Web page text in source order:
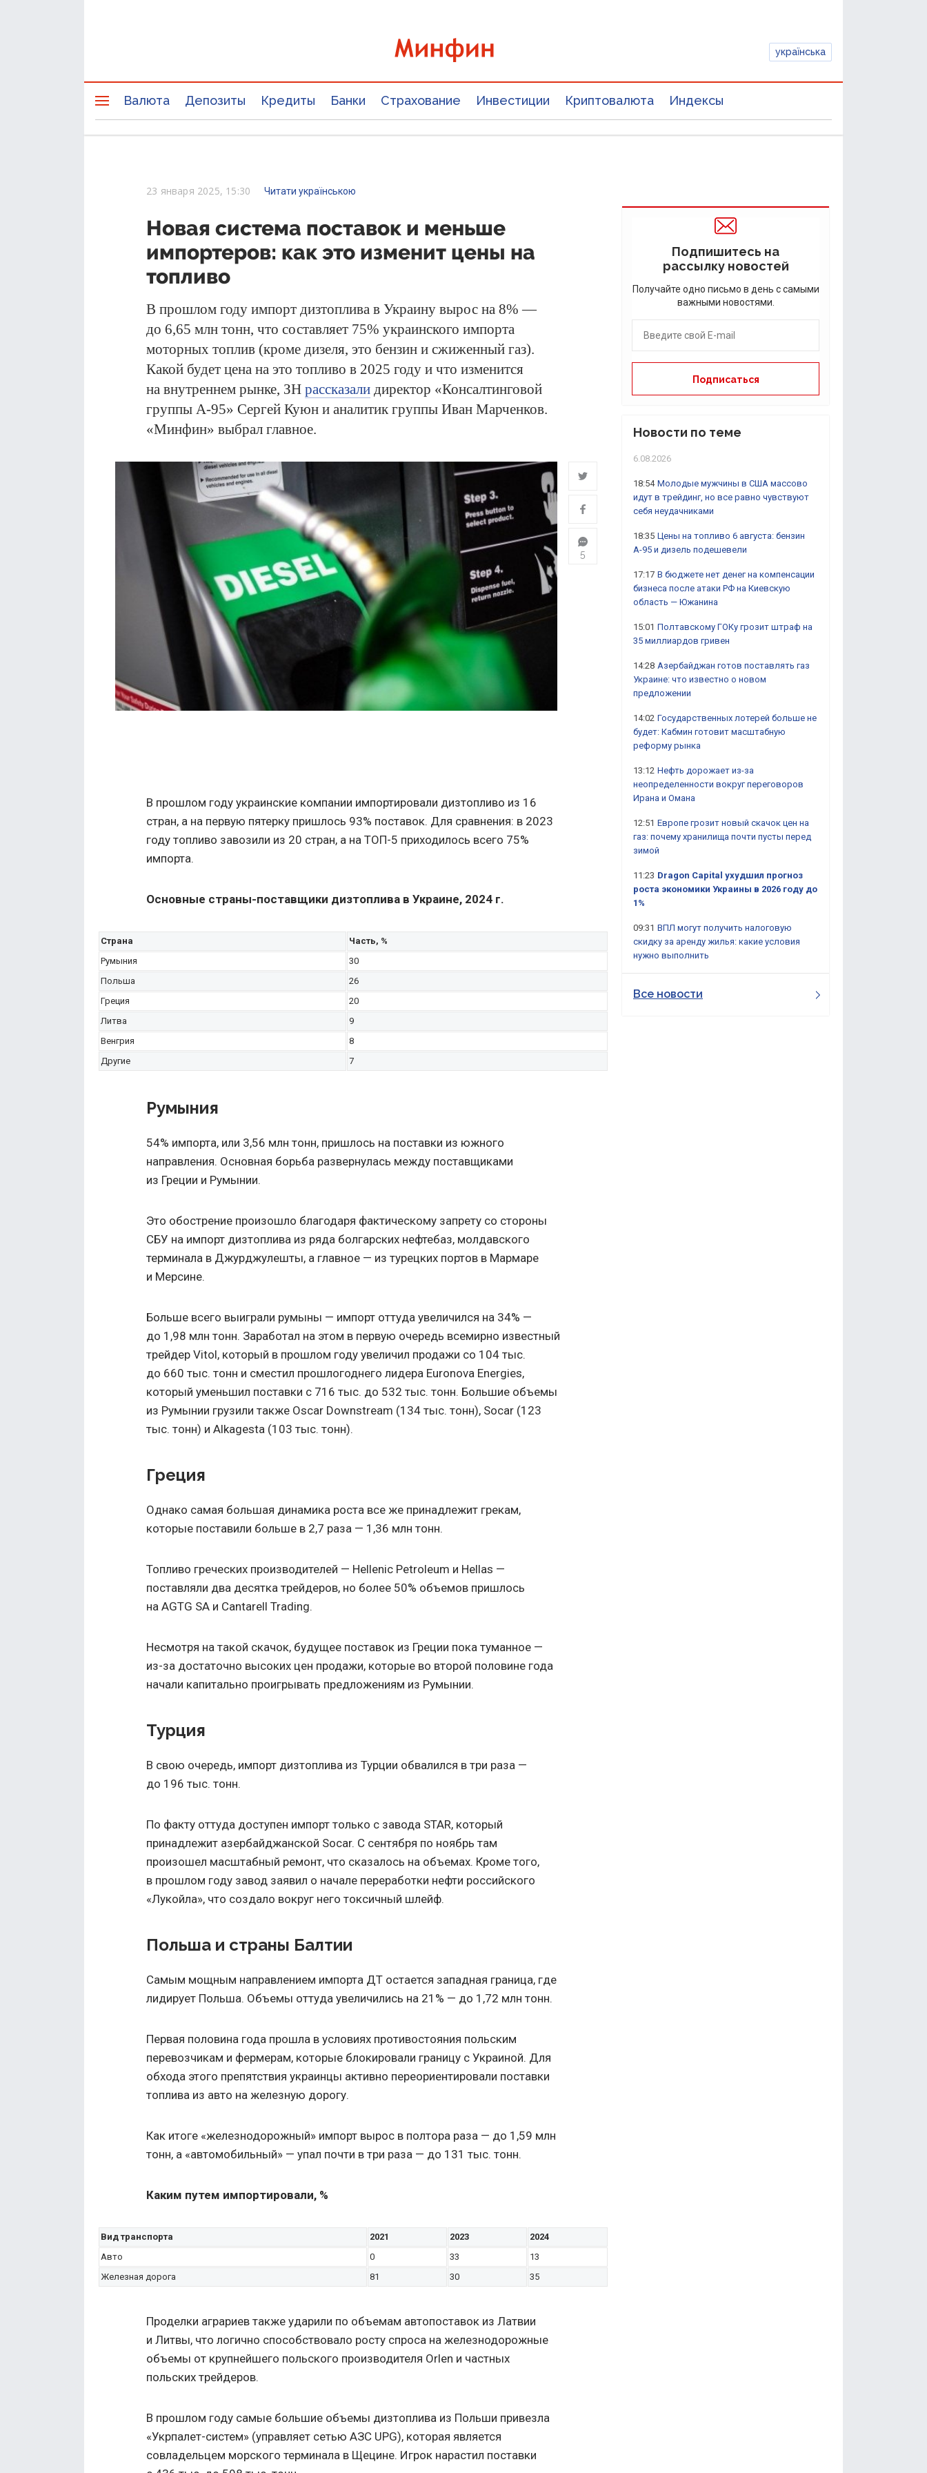
українська
Валюта Депозиты Кредиты Банки Страхование Инвестиции Криптовалюта Индексы
23 января 2025, 15:30 Читати українською
Новая система поставок и меньше
импортеров: как это изменит цены на
топливо
В прошлом году импорт дизтоплива в Украину вырос на 8% —
до 6,65 млн тонн, что составляет 75% украинского импорта
моторных топлив (кроме дизеля, это бензин и сжиженный газ).
Какой будет цена на это топливо в 2025 году и что изменится
на внутреннем рынке, ЗН рассказали директор «Консалтинговой
группы А-95» Сергей Куюн и аналитик группы Иван Марченков.
«Минфин» выбрал главное.
5
В прошлом году украинские компании импортировали дизтопливо из 16
стран, а на первую пятерку пришлось 93% поставок. Для сравнения: в 2023
году топливо завозили из 20 стран, а на ТОП-5 приходилось всего 75%
импорта.
Основные страны-поставщики дизтоплива в Украине, 2024 г.
Страна
Часть, %
Румыния
30
Польша
26
Греция
20
Литва
9
Венгрия
8
Другие
7
Румыния
54% импорта, или 3,56 млн тонн, пришлось на поставки из южного
направления. Основная борьба развернулась между поставщиками
из Греции и Румынии.
Это обострение произошло благодаря фактическому запрету со стороны
СБУ на импорт дизтоплива из ряда болгарских нефтебаз, молдавского
терминала в Джурджулешты, а главное — из турецких портов в Мармаре
и Мерсине.
Больше всего выиграли румыны — импорт оттуда увеличился на 34% —
до 1,98 млн тонн. Заработал на этом в первую очередь всемирно известный
трейдер Vitol, который в прошлом году увеличил продажи со 104 тыс.
до 660 тыс. тонн и сместил прошлогоднего лидера Euronova Energies,
который уменьшил поставки с 716 тыс. до 532 тыс. тонн. Большие объемы
из Румынии грузили также Oscar Downstream (134 тыс. тонн), Socar (123
тыс. тонн) и Alkagesta (103 тыс. тонн).
Греция
Однако самая большая динамика роста все же принадлежит грекам,
которые поставили больше в 2,7 раза — 1,36 млн тонн.
Топливо греческих производителей — Hellenic Petroleum и Hellas —
поставляли два десятка трейдеров, но более 50% объемов пришлось
на AGTG SA и Cantarell Trading.
Несмотря на такой скачок, будущее поставок из Греции пока туманное —
из-за достаточно высоких цен продажи, которые во второй половине года
начали капитально проигрывать предложениям из Румынии.
Турция
В свою очередь, импорт дизтоплива из Турции обвалился в три раза —
до 196 тыс. тонн.
По факту оттуда доступен импорт только с завода STAR, который
принадлежит азербайджанской Socar. С сентября по ноябрь там
произошел масштабный ремонт, что сказалось на объемах. Кроме того,
в прошлом году завод заявил о начале переработки нефти российского
«Лукойла», что создало вокруг него токсичный шлейф.
Польша и страны Балтии
Самым мощным направлением импорта ДТ остается западная граница, где
лидирует Польша. Объемы оттуда увеличились на 21% — до 1,72 млн тонн.
Первая половина года прошла в условиях противостояния польским
перевозчикам и фермерам, которые блокировали границу с Украиной. Для
обхода этого препятствия украинцы активно переориентировали поставки
топлива из авто на железную дорогу.
Как итоге «железнодорожный» импорт вырос в полтора раза — до 1,59 млн
тонн, а «автомобильный» — упал почти в три раза — до 131 тыс. тонн.
Каким путем импортировали, %
Вид транспорта 2021 2023
2024
Авто
0 33
13
Железная дорога
81 30 35
Проделки аграриев также ударили по объемам автопоставок из Латвии
и Литвы, что логично способствовало росту спроса на железнодорожные
объемы от крупнейшего польского производителя Orlen и частных
польских трейдеров.
В прошлом году самые большие объемы дизтоплива из Польши привезла
«Укрпалет-систем» (управляет сетью АЗС UPG), которая является
совладельцем морского терминала в Щецине. Игрок нарастил поставки
Подпишитесь на
рассылку новостей
Получайте одно письмо в день с самыми
важными новостями.
Новости по теме
6.08.2026
18:54 Молодые мужчины в США массово
идут в трейдинг, но все равно чувствуют
себя неудачниками
18:35 Цены на топливо 6 августа: бензин
А-95 и дизель подешевели
17:17 В бюджете нет денег на компенсации
бизнеса после атаки РФ на Киевскую
область — Южанина
15:01 Полтавскому ГОКу грозит штраф на
35 миллиардов гривен
14:28 Азербайджан готов поставлять газ
Украине: что известно о новом
предложении
14:02 Государственных лотерей больше не
будет: Кабмин готовит масштабную
реформу рынка
13:12 Нефть дорожает из-за
неопределенности вокруг переговоров
Ирана и Омана
12:51 Европе грозит новый скачок цен на
газ: почему хранилища почти пусты перед
зимой
11:23 Dragon Capital ухудшил прогноз
роста экономики Украины в 2026 году до
1%
09:31 ВПЛ могут получить налоговую
скидку за аренду жилья: какие условия
нужно выполнить
Все новости